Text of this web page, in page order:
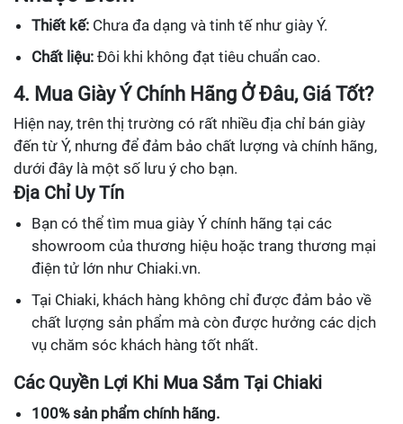
Thiết kế: Chưa đa dạng và tinh tế như giày Ý.
Chất liệu: Đôi khi không đạt tiêu chuẩn cao.
4. Mua Giày Ý Chính Hãng Ở Đâu, Giá Tốt?
Hiện nay, trên thị trường có rất nhiều địa chỉ bán giày
đến từ Ý, nhưng để đảm bảo chất lượng và chính hãng,
dưới đây là một số lưu ý cho bạn.
Địa Chỉ Uy Tín
Bạn có thể tìm mua giày Ý chính hãng tại các
showroom của thương hiệu hoặc trang thương mại
điện tử lớn như Chiaki.vn.
Tại Chiaki, khách hàng không chỉ được đảm bảo về
chất lượng sản phẩm mà còn được hưởng các dịch
vụ chăm sóc khách hàng tốt nhất.
Các Quyền Lợi Khi Mua Sắm Tại Chiaki
100% sản phẩm chính hãng.